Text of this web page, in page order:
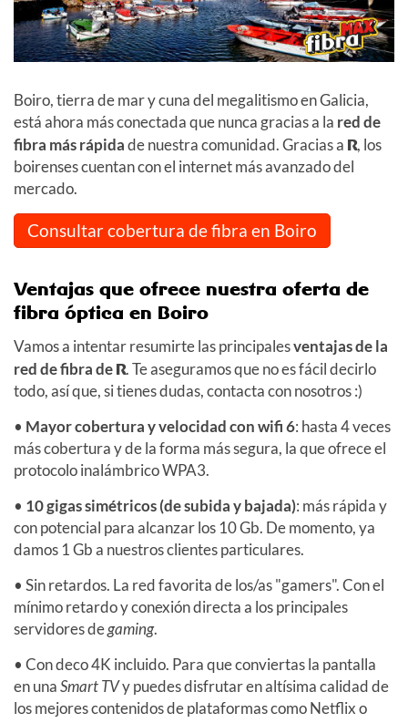
Boiro, tierra de mar y cuna del megalitismo en Galicia,
está ahora más conectada que nunca gracias a la red de
fibra más rápidade nuestra comunidad. Gracias a R, los
boirenses cuentan con el internet más avanzado del
mercado.
Consultar cobertura de fibra en Boiro
Ventajas que ofrece nuestra oferta de
fibra óptica en Boiro
Vamos a intentar resumirte las principalesventajas de la
red de fibra deR. Te aseguramos que no es fácil decirlo
todo, así que, si tienes dudas, contacta con nosotros :)
• Mayor cobertura y velocidad con wifi 6: hasta 4 veces
más cobertura y de la forma más segura, la que ofrece el
protocolo inalámbrico WPA3.
• 10 gigas simétricos (de subida y bajada): más rápida y
con potencial para alcanzar los 10 Gb. De momento, ya
damos 1 Gb a nuestros clientes particulares.
• Sin retardos. La red favorita de los/as "gamers". Con el
mínimo retardo y conexión directa a los principales
servidores degaming.
• Con deco 4K incluido. Para que conviertas la pantalla
en unaSmart TVy puedes disfrutar en altísima calidad de
los mejores contenidos de plataformas como Netflix o